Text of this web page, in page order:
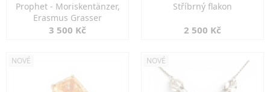
Prophet - Moriskentänzer,
Erasmus Grasser
3 500 Kč
Stříbrný flakon
2 500 Kč
NOVÉ NOVÉ